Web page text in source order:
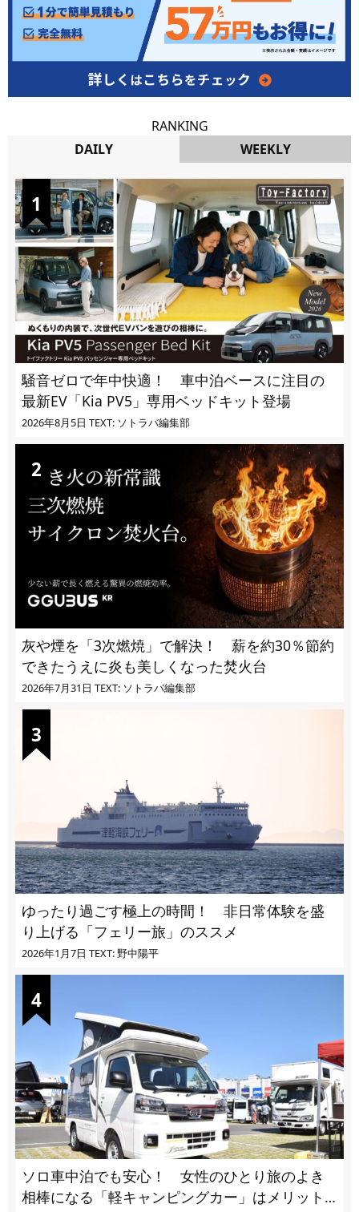
RANKING
DAILY
WEEKLY
騒音ゼロで年中快適！ 車中泊ベースに注目の
最新EV「Kia PV5」専用ベッドキット登場
2026年8月5日 TEXT: ソトラバ編集部
灰や煙を「3次燃焼」で解決！ 薪を約30％節約
できたうえに炎も美しくなった焚火台
2026年7月31日 TEXT: ソトラバ編集部
ゆったり過ごす極上の時間！ 非日常体験を盛
り上げる「フェリー旅」のススメ
2026年1月7日 TEXT: 野中陽平
ソロ車中泊でも安心！ 女性のひとり旅のよき
相棒になる「軽キャンピングカー」はメリット